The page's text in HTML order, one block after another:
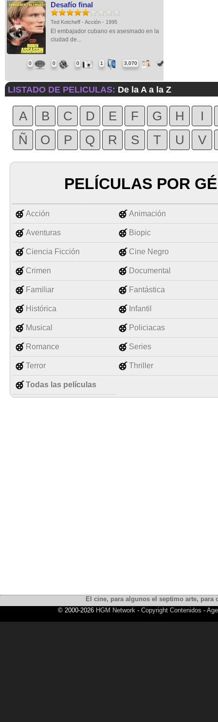
Desafío final
Ted Kotcheff - Acción - 1995
El embajador cubano es asesinado en la
ciudad de...
0 0 0 1 3,070
LISTADO DE PELICULAS: De la A a la Z
A B C D E F G H
I
Ñ
O P Q R S T U V
PELÍCULAS POR
Acción Animación
Aventuras Biopic
Ciencia Ficción Cine Negro
Crimen Documental
Familiar Fantástica
Histórica Infantil
Musical Policiacas
Romance Series
Terror Thriller
Todas las películas
El cine, para algunos el septimo arte,
© 2000-2026 HGM Network - Copyright Contenidos -